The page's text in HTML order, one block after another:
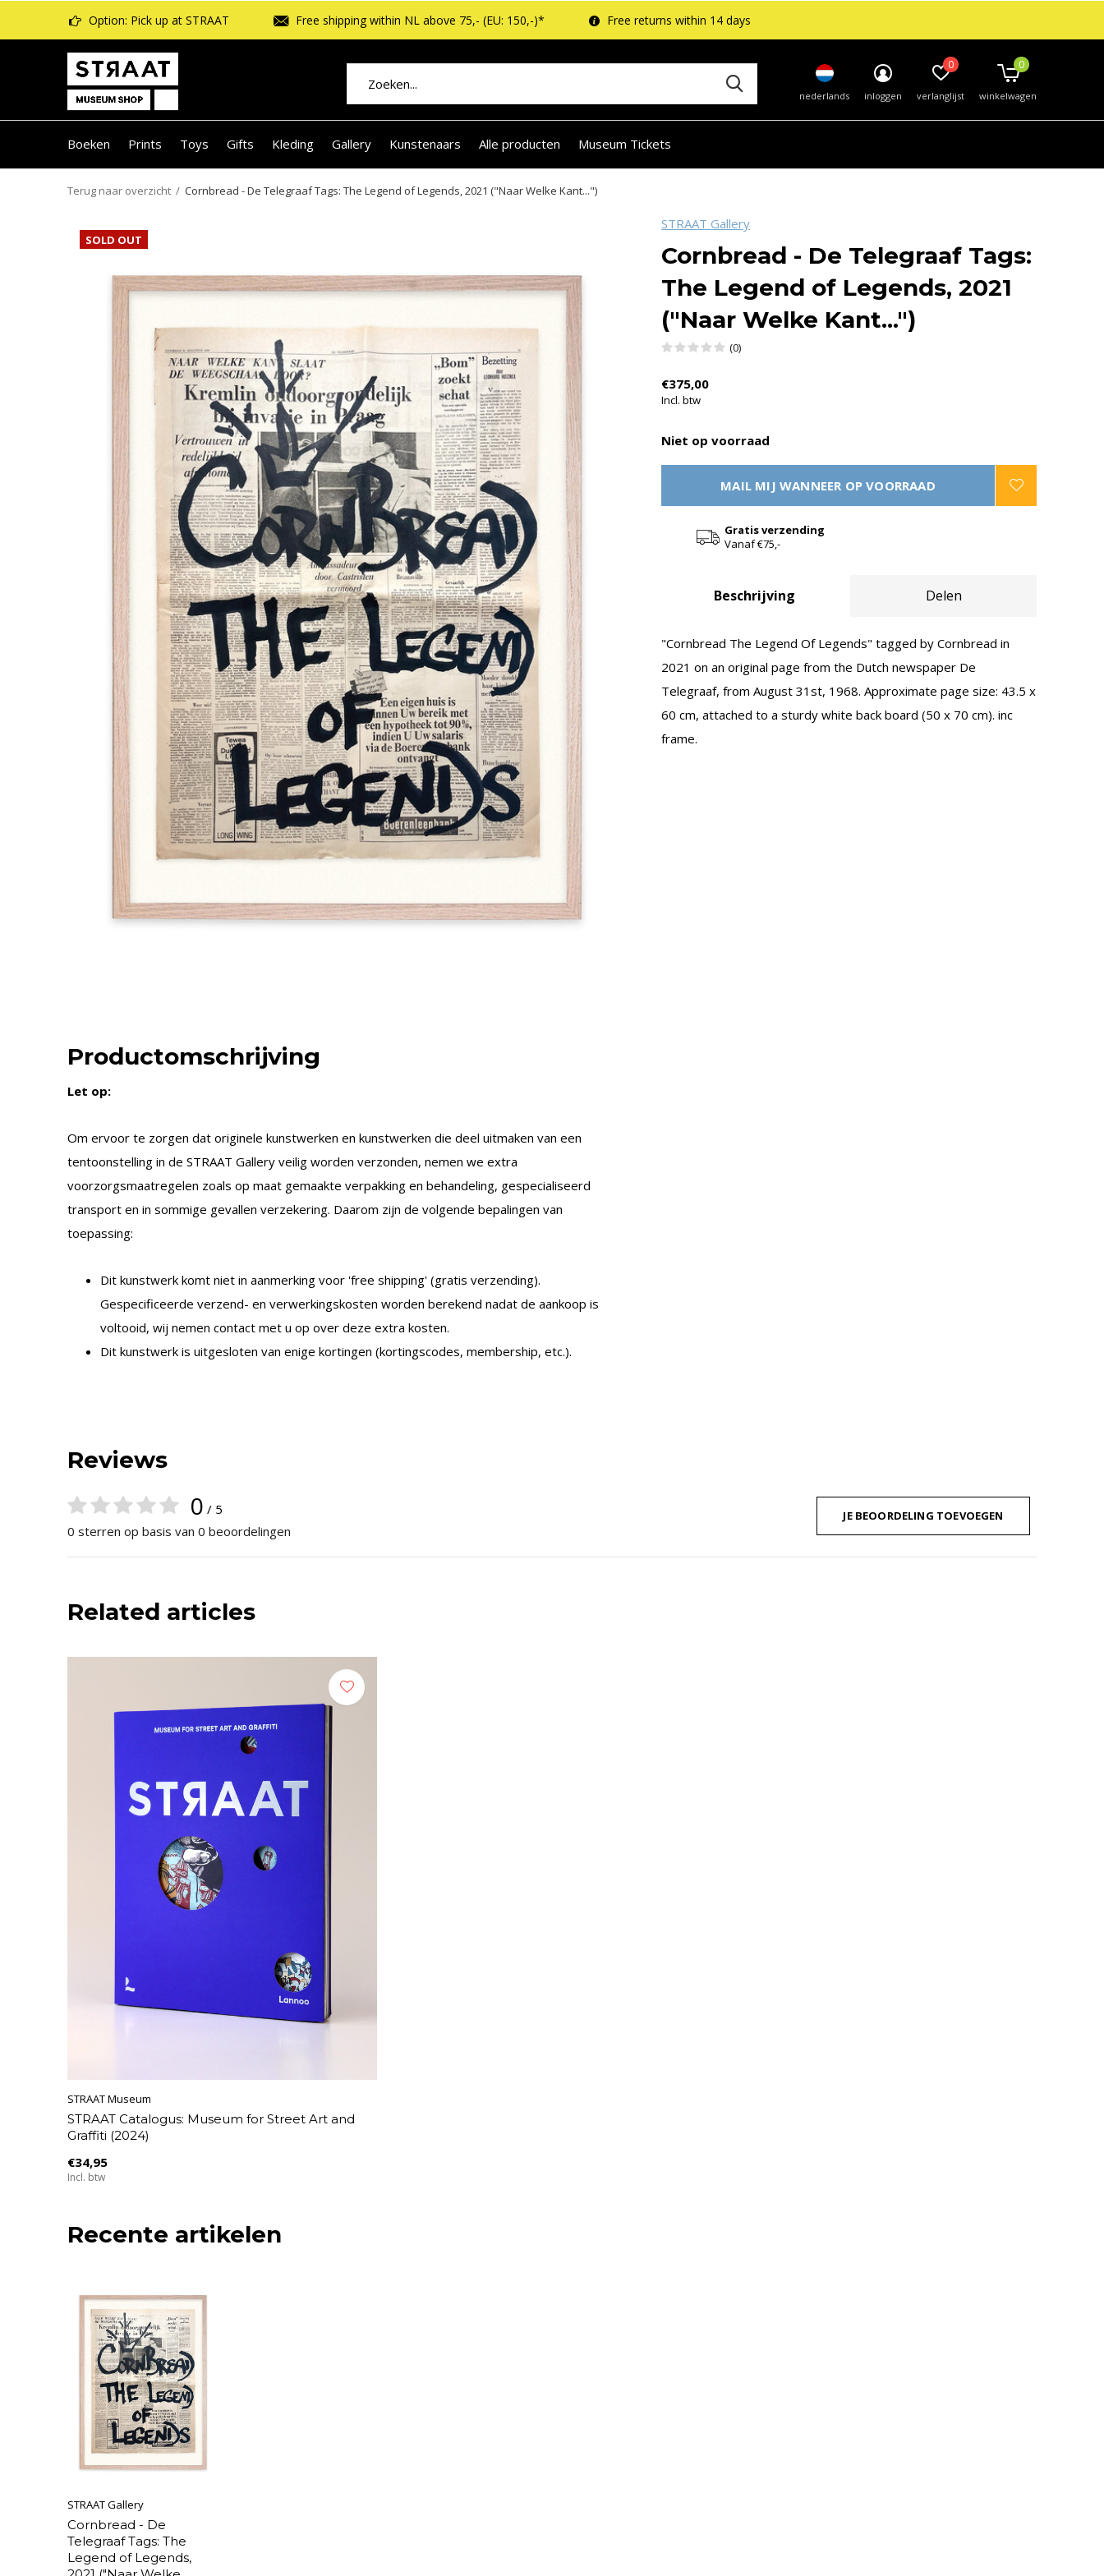
Boeken Prints Toys Gifts Kleding Gallery Kunstenaars Alle producten Museum Tickets
nederlands inloggen verlanglijst
0
winkelwagen
0
Option: Pick up at STRAAT Free shipping within NL above 75,- (EU: 150,-)* Free returns within 14 days
Terug naar overzicht Cornbread - De Telegraaf Tags: The Legend of Legends, 2021 ("Naar Welke Kant...")
SOLD OUT
STRAAT Gallery
Cornbread - De Telegraaf Tags:
The Legend of Legends, 2021
("Naar Welke Kant...")
(0)
€375,00
Incl. btw
Niet op voorraad
MAIL MIJ WANNEER OP VOORRAAD
Gratis verzending
Vanaf €75,-
Beschrijving Delen
"Cornbread The Legend Of Legends" tagged by Cornbread in
2021 on an original page from the Dutch newspaper De
Telegraaf, from August 31st, 1968. Approximate page size: 43.5 x
60 cm, attached to a sturdy white back board (50 x 70 cm). inc
frame.
Productomschrijving
Let op:
Om ervoor te zorgen dat originele kunstwerken en kunstwerken die deel uitmaken van een
tentoonstelling in de STRAAT Gallery veilig worden verzonden, nemen we extra
voorzorgsmaatregelen zoals op maat gemaakte verpakking en behandeling, gespecialiseerd
transport en in sommige gevallen verzekering. Daarom zijn de volgende bepalingen van
toepassing:
Dit kunstwerk komt niet in aanmerking voor 'free shipping' (gratis verzending).
Gespecificeerde verzend- en verwerkingskosten worden berekend nadat de aankoop is
voltooid, wij nemen contact met u op over deze extra kosten.
Dit kunstwerk is uitgesloten van enige kortingen (kortingscodes, membership, etc.).
Reviews
0 / 5
0 sterren op basis van 0 beoordelingen
JE BEOORDELING TOEVOEGEN
Related articles
STRAAT Museum
STRAAT Catalogus: Museum for Street Art and
Graffiti (2024)
€34,95
Incl. btw
Recente artikelen
STRAAT Gallery
Cornbread - De
Telegraaf Tags: The
Legend of Legends,